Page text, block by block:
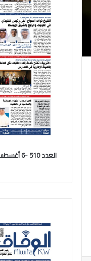
العدد 510 -6 أغسطس 2026 - السنة الثالثة